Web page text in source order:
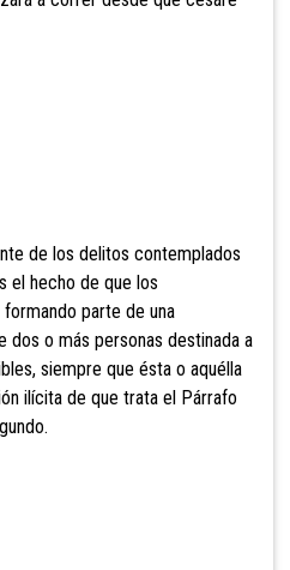
de los delitos contemplados
el hecho de que los
parte de una
dos o más personas destinada a
siempre que ésta o aquélla
ilícita de que trata el Párrafo